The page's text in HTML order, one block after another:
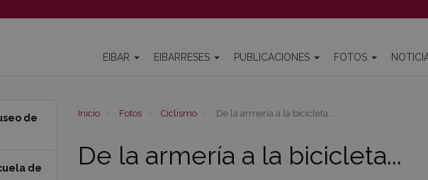
EIBAR EIBARRESES PUBLICACIONES FOTOS
Inicio Fotos Ciclismo De la armería a la bicicleta...
De la armería a la bicicleta...
de
de